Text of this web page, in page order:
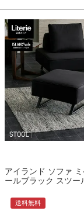
アイランド ソファ
ールブラック スツー
送料無料